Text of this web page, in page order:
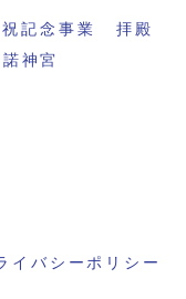
祝記念事業 拝殿
神宮
イバシーポリシー